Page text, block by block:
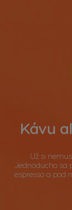
Kávu
Už si
Jednoducho sa
espresso a pod